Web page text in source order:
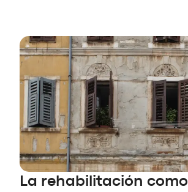
La rehabilitación como